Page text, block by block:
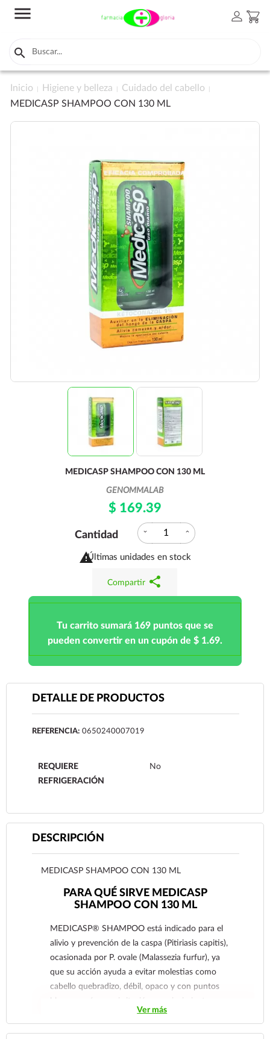
menu person shopping_cart

Inicio Higiene y belleza
Cuidado del cabello
MEDICASP SHAMPOO CON 130 ML
MEDICASP SHAMPOO CON 130 ML
GENOMMALAB
$ 169.39
Cantidad expand_more expand_less

Últimas unidades en stock
Compartir share
Tu carrito sumará 169 puntos que se
pueden convertir en un cupón de $ 1.69.
DETALLE DE PRODUCTOS
REFERENCIA: 0650240007019
REQUIERE
REFRIGERACIÓN
No
DESCRIPCIÓN
MEDICASP SHAMPOO CON 130 ML
PARA QUÉ SIRVE MEDICASP
SHAMPOO CON 130 ML
MEDICASP® SHAMPOO está indicado para el
alivio y prevención de la caspa (Pitiriasis capitis),
ocasionada por P. ovale (Malassezia furfur), ya
que su acción ayuda a evitar molestias como
cabello quebradizo, débil, opaco y con puntos
blancos, así como irritación, enrojecimiento,
comezón y ardor en el cuero cabelludo.
Ver más